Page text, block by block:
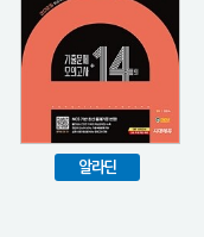
알라딘